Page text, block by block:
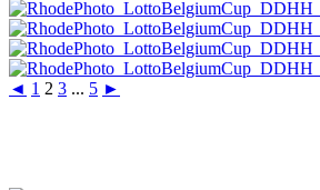
◄ 1 2 3 ... 5 ►